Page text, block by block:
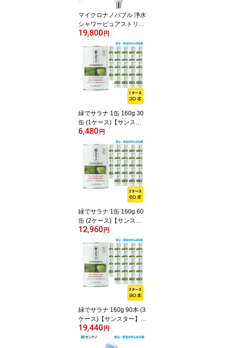
マイクロナノバブル 浄水
シャワーピュアストリー
ム・ミストCF-18ゼンケ
ン 正規取扱店【送料無
料】【ポイント10倍】
19,800円
緑でサラナ 1缶 160g 30
缶 (1ケース)【サンスタ
ー】【送料無料】【トク
ホ 特定保健用食品】
6,480円
緑でサラナ 1缶 160g 60
缶 (2ケース)【サンスタ
ー】【送料無料】【トク
ホ 特定保健用食品】
12,960円
緑でサラナ 160g 90本 (3
ケース)【サンスター】
【送料無料】【トクホ 特
定保健用食品】
19,440円